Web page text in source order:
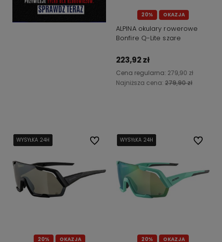
20% OKAZJA
ALPINA okulary rowerowe
Bonfire Q-Lite szare
223,92 zł
Cena regularna: 279,90 zł
Najniższa cena: 279,90 zł
20% OKAZJA
WYSYŁKA 24H
WYSYŁKA 24H
WYSYŁKA 24H
WYSYŁKA 24H Do ulubionych
20% OKAZJA
WYSYŁKA 24H
WYSYŁKA 24H
WYSYŁKA 24H
WYSYŁKA 24H Do